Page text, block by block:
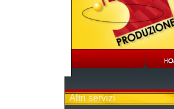
Altri servizi